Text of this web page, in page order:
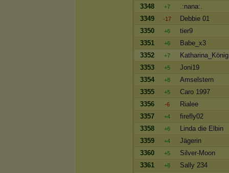
3348
+7
.:nana:.
3349
-17
Debbie 01
3350
+6
tier9
3351
+6
Babe_x3
3352
+7
Katharina_König
3353
+5
Joni19
3354
+8
Amselstern
3355
+5
Caro 1997
3356
-6
Rialee
3357
+4
firefly02
3358
+6
Linda die Elbin
3359
+4
Jägerin
3360
+5
Silver-Moon
3361
+8
Sally 234